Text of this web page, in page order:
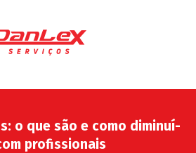
o que são e como diminuí-
profissionais